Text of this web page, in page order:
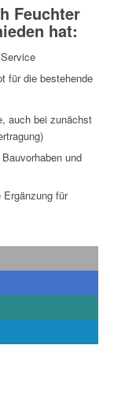
Feuchter
hat:
für die bestehende
auch bei zunächst
und
für